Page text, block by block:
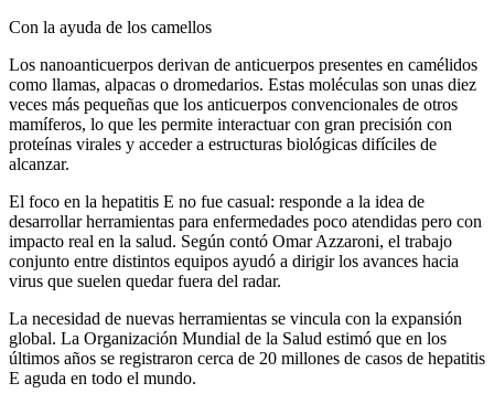
Con la ayuda de los camellos
Los nanoanticuerpos derivan de anticuerpos presentes en camélidos
como llamas, alpacas o dromedarios. Estas moléculas son unas diez
veces más pequeñas que los anticuerpos convencionales de otros
mamíferos, lo que les permite interactuar con gran precisión con
proteínas virales y acceder a estructuras biológicas difíciles de
alcanzar.
El foco en la hepatitis E no fue casual: responde a la idea de
desarrollar herramientas para enfermedades poco atendidas pero con
impacto real en la salud. Según contó Omar Azzaroni, el trabajo
conjunto entre distintos equipos ayudó a dirigir los avances hacia
virus que suelen quedar fuera del radar.
La necesidad de nuevas herramientas se vincula con la expansión
global. La Organización Mundial de la Salud estimó que en los
últimos años se registraron cerca de 20 millones de casos de hepatitis
E aguda en todo el mundo.